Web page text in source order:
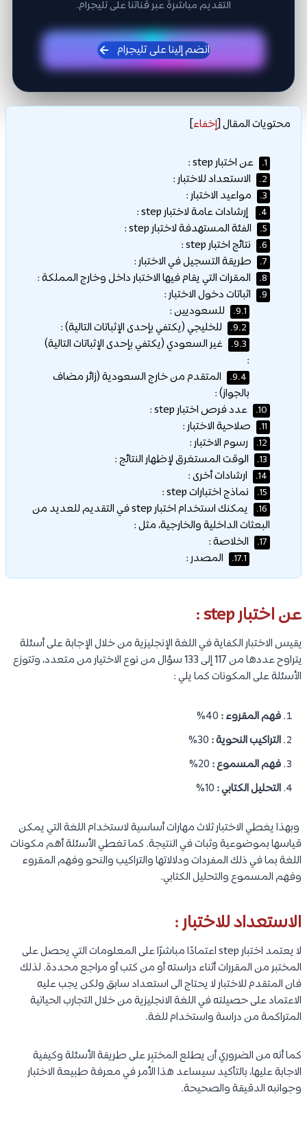
التقديم مباشرة عبر قناتنا على تليجرام.
انضم إلينا على تليجرام
محتويات المقال[إخفاء]
1. عن اختبار step :
2. الاستعداد للاختبار :
3. مواعيد الاختبار :
4. إرشادات عامة لاختبار step :
5. الفئة المستهدفة لاختبار step :
6. نتائج اختبار step :
7. طريقة التسجيل في الاختبار :
8. المقرات التي يقام فيها الاختبار داخل وخارج المملكة :
9. اثباتات دخول الاختبار :
9.1. للسعوديين :
9.2. للخليجي (يكتفي بإحدى الإثباتات التالية) :
9.3.
غير السعودي (يكتفي بإحدى الإثباتات التالية)
:
9.4.
المتقدم من خارج السعودية (زائر مضاف
بالجواز) :
10. عدد فرص اختبار step :
11. صلاحية الاختبار :
12. رسوم الاختبار :
13. الوقت المستغرق لإظهار النتائج :
14. ارشادات أخرى :
15. نماذج اختبارات step :
16.
يمكنك استخدام اختبار step في التقديم للعديد من
البعثات الداخلية والخارجية، مثل :
17. الخلاصة :
17.1. المصدر :
عن اختبار step :
يقيس الاختبار الكفاية في اللغة الإنجليزية من خلال الإجابة على أسئلة
يتراوح عددها من 117 إلى 133 سؤال من نوع الاختيار من متعدد، وتتوزع
الأسئلة على المكونات كما يلي :
فهم المقروء : 40%
التراكيب النحوية :
فهم المسموع : 20%
التحليل الكتابي :
وبهذا يغطي الاختبار ثلاث مهارات أساسية لاستخدام اللغة التي يمكن
قياسها بموضوعية وثبات في النتيجة. كما تغطي الأسئلة أهم مكونات
اللغة بما في ذلك المفردات ودلالاتها والتراكيب والنحو وفهم المقروء
وفهم المسموع والتحليل الكتابي.​
الاستعداد للاختبار :
لا يعتمد اختبار step اعتمادًا مباشرًا على المعلومات التي يحصل على
المختبر من المقررات أثناء دراسته أو من كتب أو مراجع محددة. لذلك
فان المتقدم للاختبار لا يحتاج الى استعداد سابق ولكن يجب عليه
الاعتماد على حصيلته في اللغة الانجليزية من خلال التجارب الحياتية
المتراكمة من دراسة واستخدام للغة.
كما أنه من الضروري أن يطلع المختبِر على طريقة الأسئلة وكيفية
الاجابة عليها، بالتأكيد سيساعد هذا الأمر في معرفة طبيعة الاختبار
وجوانبه الدقيقة والصحيحة.